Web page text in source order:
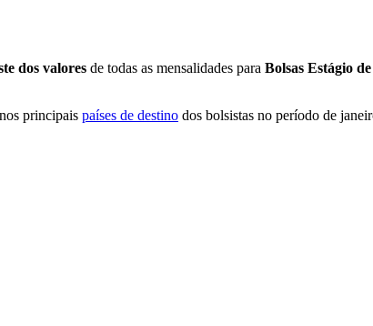
dos valores de todas as mensalidades para Bolsas Estágio
nos principais países de destino dos bolsistas no período de